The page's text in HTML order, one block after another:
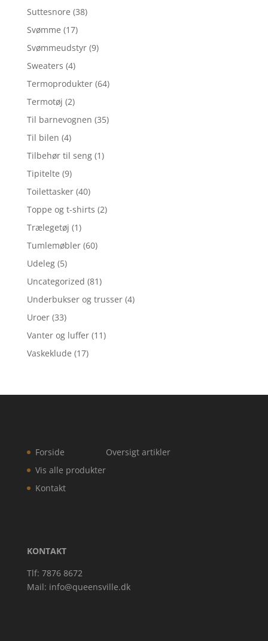
Suttesnore (38)
Svømme (17)
Svømmeudstyr (9)
Sweaters (4)
Termoprodukter (64)
Termotøj (2)
Til barnevognen (35)
Til bilen (4)
Tilbehør til seng (1)
Tipitelte (9)
Toilettasker (40)
Toppe og t-shirts (2)
Trælegetøj (1)
Tumlemøbler (60)
Udeleg (5)
Uncategorized (81)
Underbukser og trusser (4)
Uroer (33)
Vanter og luffer (11)
Vaskeklude (17)
Forside
Vis alle produkter
Kontakt
Oversigt artikler
KONTAKT
Tlf: 7876 8672
Mail: info@queensville.dk